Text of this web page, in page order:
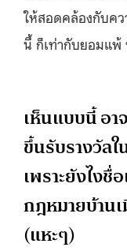
ให้สอดคล้องกับค
นี้ ก็เท่ากับยอมแพ้
เห็นแบบนี้ อา
ขึ้นรับรางวัล
เพราะยังไง
กฎหมายบ้าน
(แหะๆ)